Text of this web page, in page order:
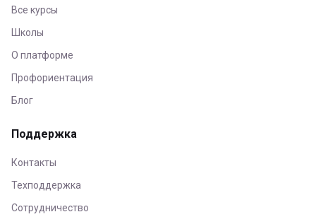
Все курсы
Школы
О платформе
Профориентация
Блог
Поддержка
Контакты
Техподдержка
Сотрудничество